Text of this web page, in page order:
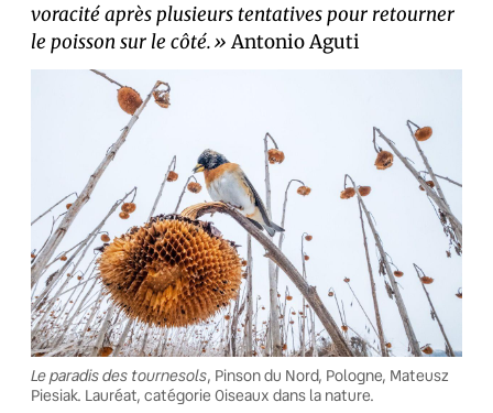
voracité après plusieurs tentatives pour retourner
le poisson sur le côté.»Antonio Aguti
Le paradis des tournesols, Pinson du Nord, Pologne, Mateusz
Piesiak. Lauréat, catégorie Oiseaux dans la nature.